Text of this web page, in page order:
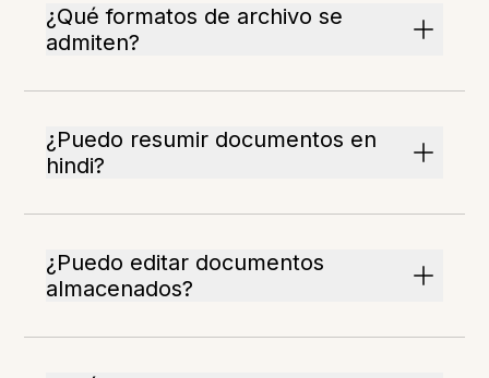
¿Qué formatos de archivo se
admiten?
¿Puedo resumir documentos en
hindi?
¿Puedo editar documentos
almacenados?